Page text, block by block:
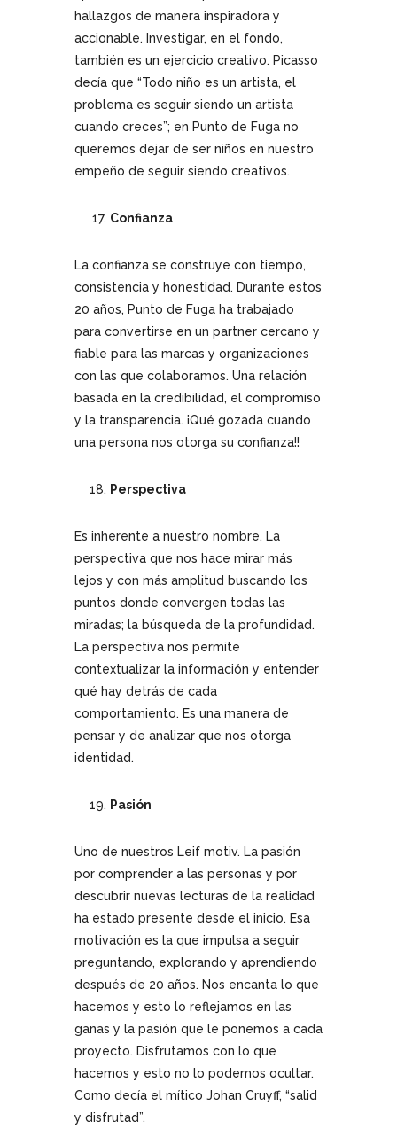
hallazgos de manera inspiradora y
accionable. Investigar, en el fondo,
también es un ejercicio creativo. Picasso
decía que “Todo niño es un artista, el
problema es seguir siendo un artista
cuando creces”; en Punto de Fuga no
queremos dejar de ser niños en nuestro
empeño de seguir siendo creativos.
Confianza
La confianza se construye con tiempo,
consistencia y honestidad. Durante estos
20 años, Punto de Fuga ha trabajado
para convertirse en un partner cercano y
fiable para las marcas y organizaciones
con las que colaboramos. Una relación
basada en la credibilidad, el compromiso
y la transparencia. ¡Qué gozada cuando
una persona nos otorga su confianza!!
Perspectiva
Es inherente a nuestro nombre. La
perspectiva que nos hace mirar más
lejos y con más amplitud buscando los
puntos donde convergen todas las
miradas; la búsqueda de la profundidad.
La perspectiva nos permite
contextualizar la información y entender
qué hay detrás de cada
comportamiento. Es una manera de
pensar y de analizar que nos otorga
identidad.
Pasión
Uno de nuestros Leif motiv. La pasión
por comprender a las personas y por
descubrir nuevas lecturas de la realidad
ha estado presente desde el inicio. Esa
motivación es la que impulsa a seguir
preguntando, explorando y aprendiendo
después de 20 años. Nos encanta lo que
hacemos y esto lo reflejamos en las
ganas y la pasión que le ponemos a cada
proyecto. Disfrutamos con lo que
hacemos y esto no lo podemos ocultar.
Como decía el mítico Johan Cruyff, “salid
y disfrutad”.